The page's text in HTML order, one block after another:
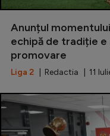
Anunțul
echipă de tradiție
promovare
Liga 2 | Redactia | 11